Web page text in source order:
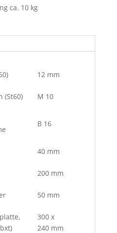
ca. 10 kg
12 mm
(St60) M 10
B 16
40 mm
200 mm
50 mm
300 x
240 mm